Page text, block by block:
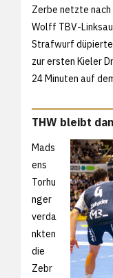
Zerbe netzte nach
Wolff TBV-
Strafwurf
zur ersten Kieler
24 Minuten auf
THW bleibt
Mads
ens
Torhu
nger
verda
nkten
die
Zebr